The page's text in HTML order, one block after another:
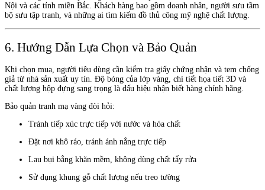
Nội và các tỉnh miền Bắc. Khách hàng bao gồm doanh nhân, người sưu tầm
bộ sưu tập tranh, và những ai tìm kiếm đồ thủ công mỹ nghệ chất lượng.
6. Hướng Dẫn Lựa Chọn và Bảo Quản
Khi chọn mua, người tiêu dùng cần kiểm tra giấy chứng nhận và tem chống
giả từ nhà sản xuất uy tín. Độ bóng của lớp vàng, chi tiết họa tiết 3D và
chất lượng hộp đựng sang trọng là dấu hiệu nhận biết hàng chính hãng.
Bảo quản tranh mạ vàng đòi hỏi:
Tránh tiếp xúc trực tiếp với nước và hóa chất
Đặt nơi khô ráo, tránh ánh nắng trực tiếp
Lau bụi bằng khăn mềm, không dùng chất tẩy rửa
Sử dụng khung gỗ chất lượng nếu treo tường